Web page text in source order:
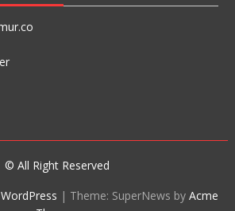
© All Right Reserved
| Theme: SuperNews byAcme